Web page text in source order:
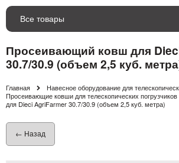
Все товары
Просеивающий ковш для
30.7/30.9 (объем 2,5 куб.
Главная
Навесное оборудование для
Просеивающие ковши для телескопических погрузчиков
для Dieci AgriFarmer 30.7/30.9 (объем 2,5 куб. метра)
← Назад